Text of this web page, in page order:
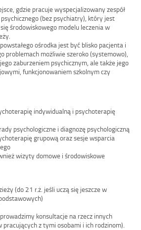
gdzie pracuje wyspecjalizowany zespół
(bez psychiatry), który jest
środowiskowego modelu leczenia w
ośrodka jest być blisko pacjenta i
problemach możliwie szeroko (systemowo),
zaburzeniem psychicznym, ale także jego
funkcjonowaniem szkolnym czy
indywidualną i psychoterapię
psychologiczne i diagnozę psychologiczną
grupową oraz sesje wsparcia
wizyty domowe i środowiskowe
(do 21 r.ż. jeśli uczą się jeszcze w
konsultacje na rzecz innych
pracujących z tymi osobami i ich rodzinom).